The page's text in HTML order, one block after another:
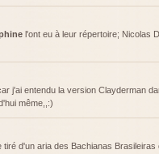
l'ont eu à leur répertoire; Nicolas
j'ai entendu la version Clayderman
même,,:)
tiré d'un aria des Bachianas Brasileiras